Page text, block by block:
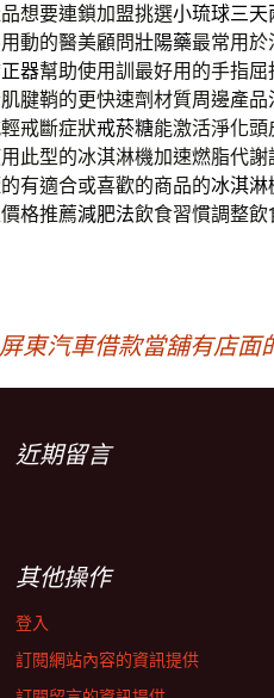
想要連鎖加盟挑選小琉球三天
動的醫美顧問壯陽藥最常用於
器幫助使用訓最好用的手指屈
腱鞘的更快速劑材質周邊產品
戒斷症狀戒菸糖能激活淨化頭
此型的冰淇淋機加速燃脂代謝
有適合或喜歡的商品的冰淇淋
格推薦減肥法飲食習慣調整飲
屏東汽車借款當舖有店
近期留言
其他操作
登入
訂閱網站內容的資訊提供